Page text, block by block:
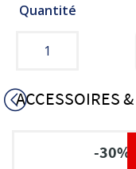
Quantité
ACCESSOIRES
-30%